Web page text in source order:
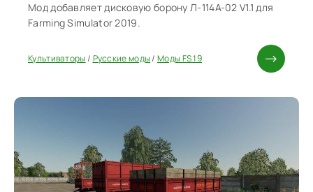
Мод добавляет дисковую борону Л-114A-02 V1.1 для
Farming Simulator 2019.
Культиваторы/ Русские моды/Моды FS 19